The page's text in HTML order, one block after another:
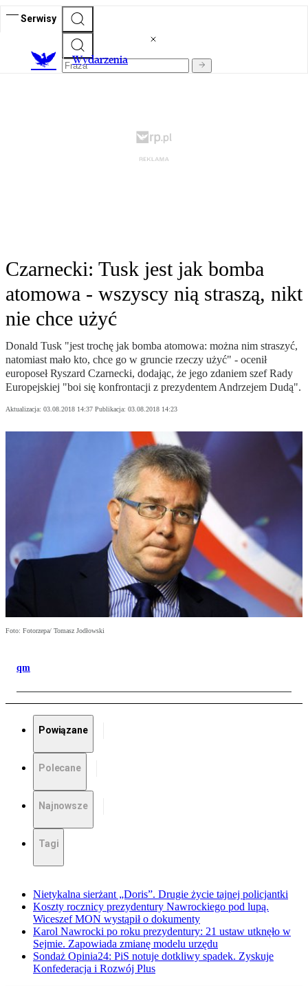
Serwisy
Wydarzenia
Czarnecki: Tusk jest jak bomba
atomowa - wszyscy nią straszą, nikt
nie chce użyć
Donald Tusk "jest trochę jak bomba atomowa: można nim straszyć,
natomiast mało kto, chce go w gruncie rzeczy użyć" - ocenił
europoseł Ryszard Czarnecki, dodając, że jego zdaniem szef Rady
Europejskiej "boi się konfrontacji z prezydentem Andrzejem Dudą".
Aktualizacja: 03.08.2018 14:37 Publikacja: 03.08.2018 14:23
Foto: Fotorzepa/ Tomasz Jodłowski
qm
Powiązane
Polecane
Najnowsze
Tagi
Nietykalna sierżant „Doris”. Drugie życie tajnej policjantki
Koszty rocznicy prezydentury Nawrockiego pod lupą.
Wiceszef MON wystąpił o dokumenty
Karol Nawrocki po roku prezydentury: 21 ustaw utknęło w
Sejmie. Zapowiada zmianę modelu urzędu
Sondaż Opinia24: PiS notuje dotkliwy spadek. Zyskuje
Konfederacja i Rozwój Plus